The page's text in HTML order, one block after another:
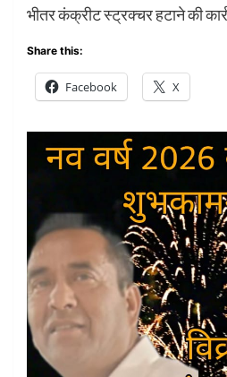
भीतर कंक्रीट स्ट्रक्चर हटाने की
Share this:
Facebook X